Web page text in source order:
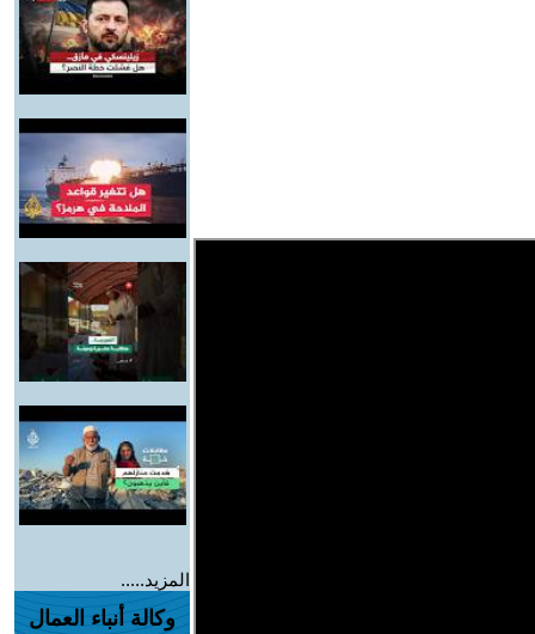
المزيد.....
وكالة أنباء العمال